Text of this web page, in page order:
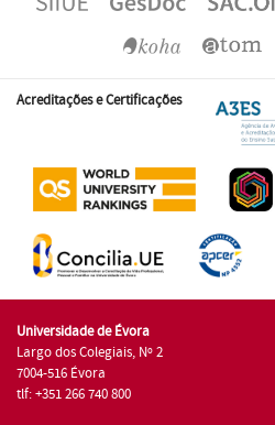
Acreditações e Certificações
Universidade de Évora
Largo dos Colegiais, Nº 2
7004-516 Évora
tlf: +351 266 740 800